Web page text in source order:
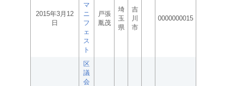
2015年3月12
日
マ
ニ
フ
ェ
ス
ト
戸張
胤茂
埼
玉
県
吉
川
市
0000000015
区
議
会